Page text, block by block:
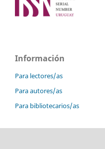
Información
Para lectores/as
Para autores/as
Para bibliotecarios/as